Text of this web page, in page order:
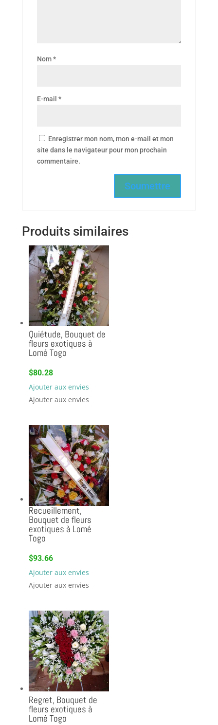
Nom*
E-mail *
Enregistrer mon nom, mon e-mail et mon
site dans le navigateur pour mon prochain
commentaire.
Produits similaires
Quiétude, Bouquet de
fleurs exotiques à
Lomé Togo
$80.28
Ajouter aux envies
Ajouter aux envies
Recueillement,
Bouquet de fleurs
exotiques à Lomé
Togo
$93.66
Ajouter aux envies
Ajouter aux envies
Regret, Bouquet de
fleurs exotiques à
Lomé Togo